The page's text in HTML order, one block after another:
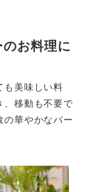
お料理に
も美味しい料
、移動も不要で
の華やかなパー